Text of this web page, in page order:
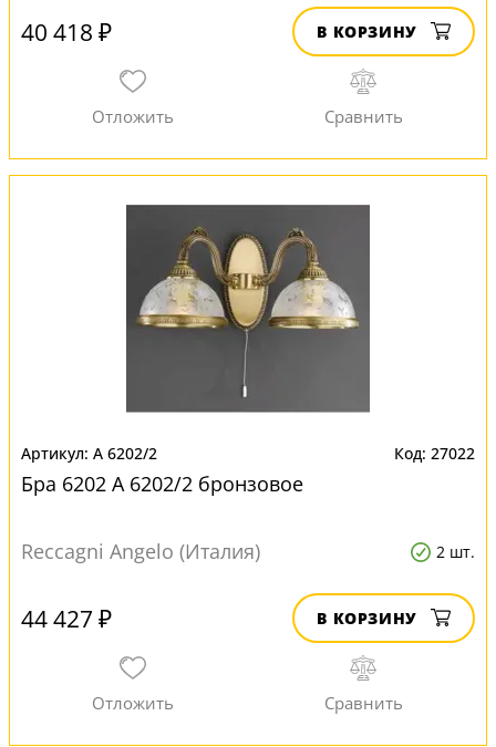
40 418 ₽ В КОРЗИНУ
A 6202/2 27022
Бра 6202 A 6202/2 бронзовое
Reccagni Angelo (Италия) 2 шт.
44 427 ₽ В КОРЗИНУ